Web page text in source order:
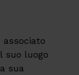
associato
suo luogo
sua